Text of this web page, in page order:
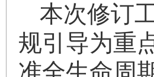
本次修订
规引导为重
准全生命周